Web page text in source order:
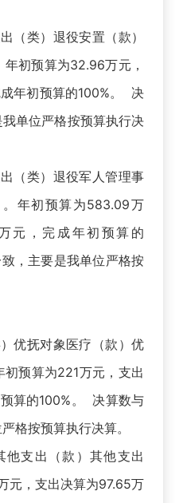
（类）退役安置（款）
初预算为32.96万元，
年初预算的100%。 决
单位严格按预算执行决
（类）退役军人管理事
年初预算为583.09万
元，完成年初预算的
，主要是我单位严格按
优抚对象医疗（款）优
预算为221万元，支出
算的100%。 决算数与
格按预算执行决算。
他支出（款）其他支出
元，支出决算为97.65万